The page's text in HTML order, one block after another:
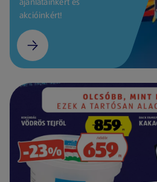
akcióinkért!